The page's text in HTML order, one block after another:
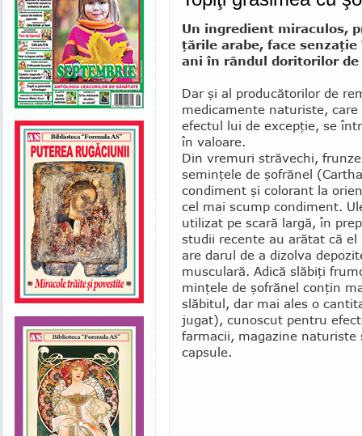
Un ingredient mi­raculos,
ţările arabe, face
ani în rân­dul do­ritorilor
Dar şi al pro­du­cătorilor de
medica­mente naturiste, care
efectul lui de excepţie, se
în valoare.
Din vremuri străvechi,
seminţele de şofrănel
con­diment şi colorant la
cel mai scump condiment.
utilizat pe scară largă, în
studii recente au arătat că
are darul de a dizolva
musculară. Adică slăbiţi
minţele de şofrănel conţin
slă­bitul, dar mai ales o
jugat), cu­nos­cut pen­tru
farmacii, magazine naturiste
capsu­le.